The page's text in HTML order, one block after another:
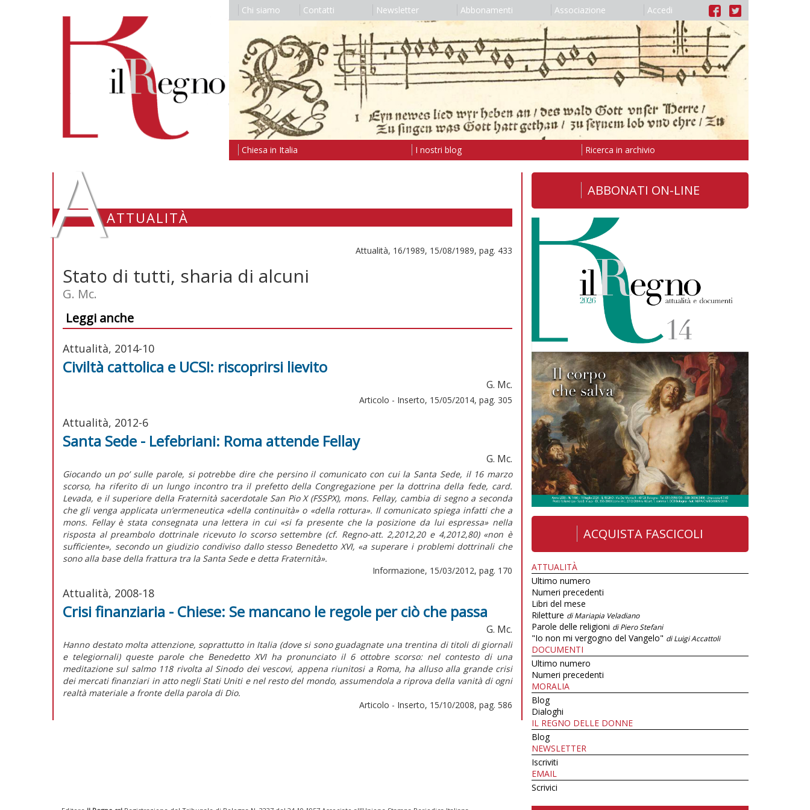
Chi siamo Contatti Newsletter Abbonamenti Associazione Accedi
Chiesa in Italia I nostri blog Ricerca in archivio
AATTUALITÀ
Attualità, 16/1989, 15/08/1989, pag. 433
Stato di tutti, sharia di alcuni
G. Mc.
Leggi anche
Attualità, 2014-10
Civiltà cattolica e UCSI: riscoprirsi lievito
G. Mc.
Articolo - Inserto, 15/05/2014, pag. 305
Attualità, 2012-6
Santa Sede - Lefebriani: Roma attende Fellay
G. Mc.
Giocando un po’ sulle parole, si potrebbe dire che persino il comunicato con cui la Santa Sede, il 16 marzo
scorso, ha riferito di un lungo incontro tra il prefetto della Congregazione per la dottrina della fede, card.
Levada, e il superiore della Fraternità sacerdotale San Pio X (FSSPX), mons. Fellay, cambia di segno a seconda
che gli venga applicata un’ermeneutica «della continuità» o «della rottura». Il comunicato spiega infatti che a
mons. Fellay è stata consegnata una lettera in cui «si fa presente che la posizione da lui espressa» nella
risposta al preambolo dottrinale ricevuto lo scorso settembre (cf. Regno-att. 2,2012,20 e 4,2012,80) «non è
sufficiente», secondo un giudizio condiviso dallo stesso Benedetto XVI, «a superare i problemi dottrinali che
sono alla base della frattura tra la Santa Sede e detta Fraternità».
Informazione, 15/03/2012, pag. 170
Attualità, 2008-18
Crisi finanziaria - Chiese: Se mancano le regole per ciò che passa
G. Mc.
Hanno destato molta attenzione, soprattutto in Italia (dove si sono guadagnate una trentina di titoli di giornali
e telegiornali) queste parole che Benedetto XVI ha pronunciato il 6 ottobre scorso: nel contesto di una
meditazione sul salmo 118 rivolta al Sinodo dei vescovi, appena riunitosi a Roma, ha alluso alla grande crisi
dei mercati finanziari in atto negli Stati Uniti e nel resto del mondo, assumendola a riprova della vanità di ogni
realtà materiale a fronte della parola di Dio.
Articolo - Inserto, 15/10/2008, pag. 586
ABBONATI ON-LINE
ACQUISTA FASCICOLI
ATTUALITÀ
Ultimo numero
Numeri precedenti
Libri del mese
Riletture di Mariapia Veladiano
Parole delle religioni di Piero Stefani
"Io non mi vergogno del Vangelo" di Luigi Accattoli
DOCUMENTI
Ultimo numero
Numeri precedenti
MORALIA
Blog
Dialoghi
IL REGNO DELLE DONNE
Blog
NEWSLETTER
Iscriviti
EMAIL
Scrivici